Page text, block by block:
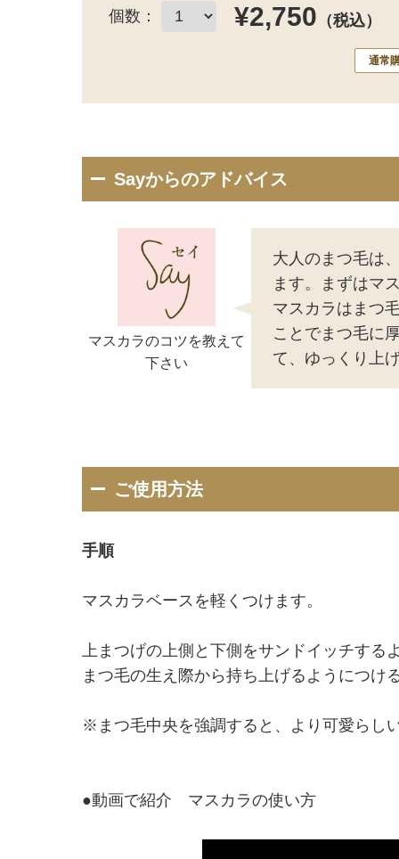
個数： ¥2,750 （税込）
通常
Sayからのアドバイス
マスカラのコツを教えて
下さい
大人のまつ毛は
ます。まずはマ
マスカラはまつ
ことでまつ毛に
て、ゆっくり上
ご使用方法
手順
マスカラベースを軽くつけます。
上まつげの上側と下側をサンドイッチする
まつ毛の生え際から持ち上げるようにつけ
※まつ毛中央を強調すると、より可愛らし
●動画で紹介 マスカラの使い方